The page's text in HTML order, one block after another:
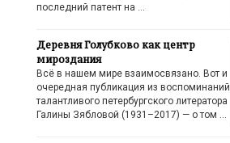
последний патент на …
Деревня Голубково как центр
мироздания
Всё в нашем мире взаимосвязано. Вот и
очередная публикация из воспоминаний
талантливого петербургского литератора
Галины Зябловой (1931–2017) — о том …